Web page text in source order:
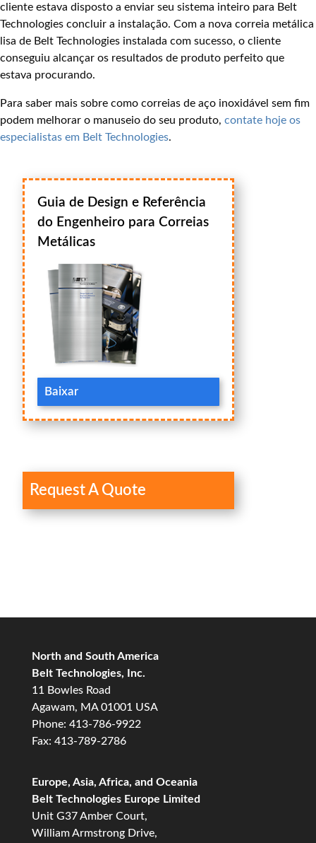
cliente estava disposto a enviar seu sistema inteiro para Belt
Technologies concluir a instalação. Com a nova correia metálica
lisa de Belt Technologies instalada com sucesso, o cliente
conseguiu alcançar os resultados de produto perfeito que
estava procurando.
Para saber mais sobre como correias de aço inoxidável sem fim
podem melhorar o manuseio do seu produto, contate hoje os
especialistas em Belt Technologies.
Guia de Design e Referência
do Engenheiro para Correias
Metálicas
Baixar
Request A Quote
North and South America
Belt Technologies, Inc.
11 Bowles Road
Agawam, MA 01001 USA
Phone: 413-786-9922
Fax: 413-789-2786
Europe, Asia, Africa, and Oceania
Belt Technologies Europe Limited
Unit G37 Amber Court,
William Armstrong Drive,